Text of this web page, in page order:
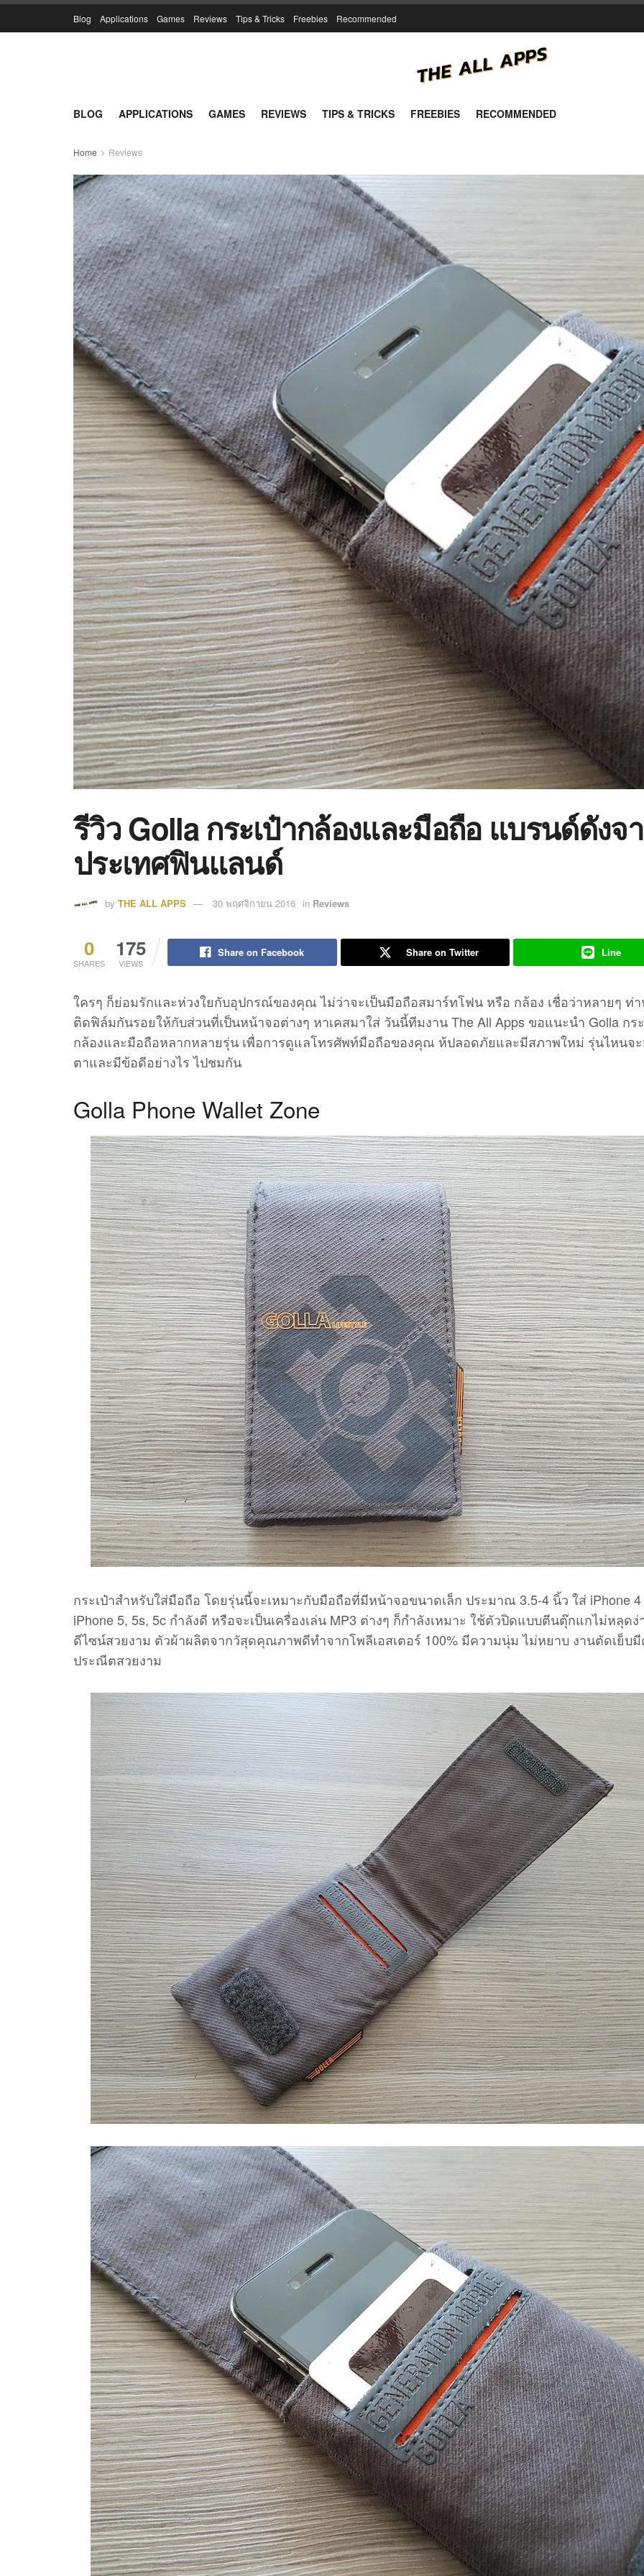
Blog Applications Games Reviews Tips & Tricks Freebies Recommended
BLOG APPLICATIONS GAMES REVIEWS TIPS & TRICKS FREEBIES RECOMMENDED
Home Reviews
รีวิว Golla กระเป๋ากล้องและมือถือ แบรนด์ดังจ
ประเทศฟินแลนด์
by THE ALL APPS 30 พฤศจิกายน 2016 in Reviews
0
SHARES
175
VIEWS
Share on Facebook Share on Twitter Line
ใครๆ ก็ย่อมรักและห่วงใยกับอุปกรณ์ของคุณ ไม่ว่าจะเป็นมือถือสมาร์ทโฟน หรือ กล้อง เชื่อว่าหลายๆ ท่
ติดฟิล์มกันรอยให้กับส่วนที่เป็นหน้าจอต่างๆ หาเคสมาใส่ วันนี้ทีมงาน The All Apps ขอแนะนำ Golla กร
กล้องและมือถือหลากหลายรุ่น เพื่อการดูแลโทรศัพท์มือถือของคุณ ห้ปลอดภัยและมีสภาพใหม่ รุ่นไหนจ
ตาและมีข้อดีอย่างไร ไปชมกัน
Golla Phone Wallet Zone
กระเป๋าสำหรับใส่มือถือ โดยรุ่นนี้จะเหมาะกับมือถือที่มีหน้าจอขนาดเล็ก ประมาณ 3.5-4 นิ้ว ใส่ iPhone
iPhone 5, 5s, 5c กำลังดี หรือจะเป็นเครื่องเล่น MP3 ต่างๆ ก็กำลังเหมาะ ใช้ตัวปิดแบบตีนตุ๊กแกไม่หลุดง่
ดีไซน์สวยงาม ตัวผ้าผลิตจากวัสุดคุณภาพดีทำจากโพลีเอสเตอร์ 100% มีความนุ่ม ไม่หยาบ งานตัดเย็บ
ประณีตสวยงาม